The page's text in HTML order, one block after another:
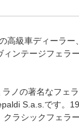
高級車ディーラー
ンテージフェラ
ノの著名なフェ
S.a.s.です。
クラシックフェラ